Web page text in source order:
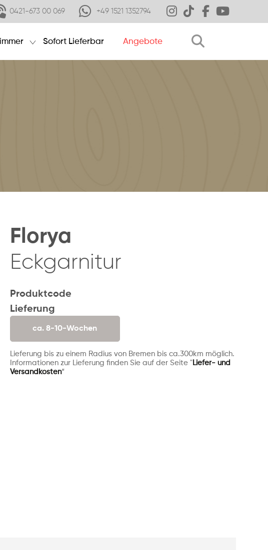
0421-673 00 069 +49 1521 1352794
Sofort Lieferbar Angebote
Florya
Eckgarnitur
Produktcode
Lieferung
ca. 8-10-Wochen
Lieferung bis zu einem Radius von Bremen bis ca.300km möglich.
Informationen zur Lieferung finden Sie auf der Seite "Liefer- und
Versandkosten“